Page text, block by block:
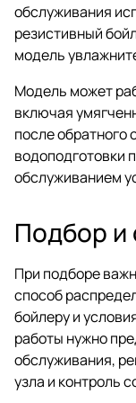
обслуживания
резистивный
модель
Модель может
включая
после обратного
водоподготовки
обслуживанием
Подбор и
При подборе
способ
бойлеру и
работы нужно
обслуживания,
узла и контроль